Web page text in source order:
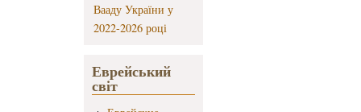
Вааду України у
2022-2026 році
Еврейський
світ